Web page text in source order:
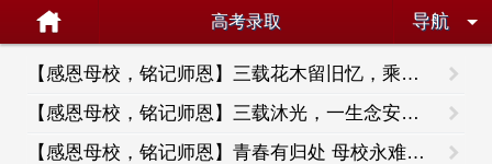
高考录取 导航
【感恩母校，铭记师恩】三载花木留旧忆，乘风此去向云程（高2026届21班 李歆扬 精英班 历史类 录取院校：
【感恩母校，铭记师恩】三载沐光，一生念安（高2026届23班 官凡棣 强基班 物理类 录取院校：哈尔滨工业
【感恩母校，铭记师恩】青春有归处 母校永难忘（高2026届21班 程粟畦 精英班 历史类 高考639分 录取院